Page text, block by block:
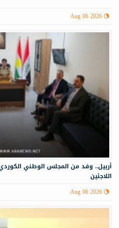
Aug 06 2026
أربيل.. وفد من المجلس الوطني
اللاجئين
Aug 06 2026